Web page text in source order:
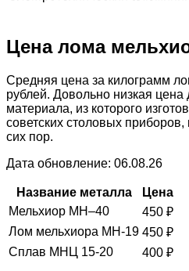
Цена лома
Средняя цена за килограмм
рублей. Довольно низкая цена
материала, из которого
советских столовых
сих пор.
Дата обновление: 06.08.26
Название металла
Цена
Мельхиор МН–40
450 ₽
Лом мельхиора МН-19 450 ₽
Сплав МНЦ 15-20
400 ₽